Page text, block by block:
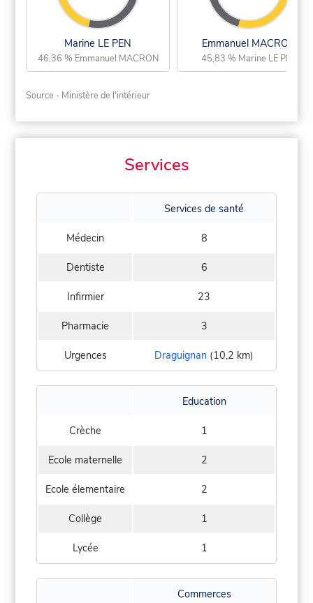
Marine LE PEN
46,36 % Emmanuel MACRON
Emmanuel MACRON
45,83 % Marine LE PEN
Source - Ministère de l'intérieur
Services
Services de santé
Médecin 8
Dentiste 6
Infirmier 23
Pharmacie 3
Urgences Draguignan (10,2 km)
Education
Crèche 1
Ecole maternelle 2
Ecole élementaire 2
Collège 1
Lycée 1
Commerces